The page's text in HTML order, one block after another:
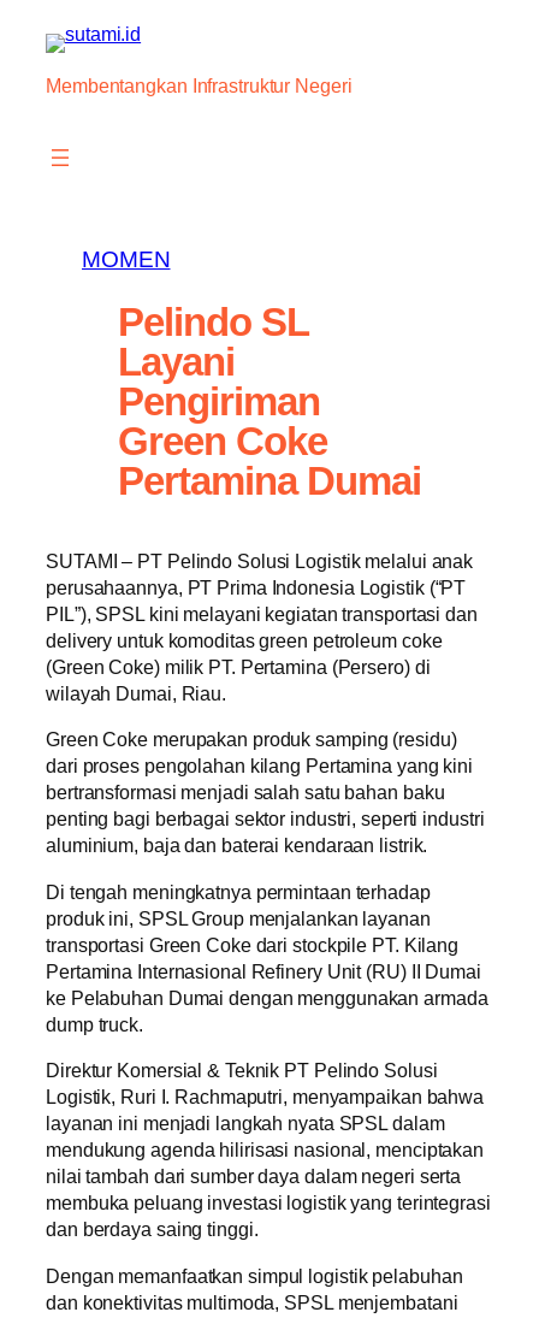
content
Membentangkan Infrastruktur Negeri
MOMEN
Pelindo SL
Layani
Pengiriman
Green Coke
Pertamina Dumai
SUTAMI – PT Pelindo Solusi Logistik melalui anak
perusahaannya, PT Prima Indonesia Logistik (“PT
PIL”), SPSL kini melayani kegiatan transportasi dan
delivery untuk komoditas green petroleum coke
(Green Coke) milik PT. Pertamina (Persero) di
wilayah Dumai, Riau.
Green Coke merupakan produk samping (residu)
dari proses pengolahan kilang Pertamina yang kini
bertransformasi menjadi salah satu bahan baku
penting bagi berbagai sektor industri, seperti industri
aluminium, baja dan baterai kendaraan listrik.
Di tengah meningkatnya permintaan terhadap
produk ini, SPSL Group menjalankan layanan
transportasi Green Coke dari stockpile PT. Kilang
Pertamina Internasional Refinery Unit (RU) II Dumai
ke Pelabuhan Dumai dengan menggunakan armada
dump truck.
Direktur Komersial & Teknik PT Pelindo Solusi
Logistik, Ruri I. Rachmaputri, menyampaikan bahwa
layanan ini menjadi langkah nyata SPSL dalam
mendukung agenda hilirisasi nasional, menciptakan
nilai tambah dari sumber daya dalam negeri serta
membuka peluang investasi logistik yang terintegrasi
dan berdaya saing tinggi.
Dengan memanfaatkan simpul logistik pelabuhan
dan konektivitas multimoda, SPSL menjembatani